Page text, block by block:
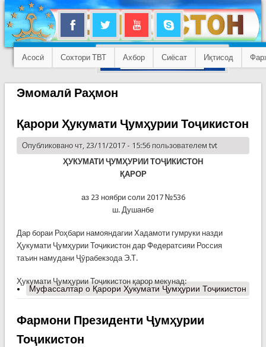
Асосӣ Сохтори ТВТ Ахбор Сиёсат Иқтисод
Эмомалӣ Раҳмон
Қарори Ҳукумати Ҷумҳурии Тоҷикистон
Опубликовано чт, 23/11/2017 - 15:56 пользователем tvt
ҲУКУМАТИ ҶУМҲУРИИ ТОҶИКИСТОН
ҚАРОР
аз 23 ноябри соли 2017 №536
ш. Душанбе
Дар бораи Роҳбари намояндагии Хадамоти гумруки назди
Ҳукумати Ҷумҳурии Тоҷикистон дар Федератсияи Россия
таъин намудани Ҷӯрабекзода Э.Т.
Ҳукумати Ҷумҳурии Тоҷикистон қарор мекунад:
Муфассалтар о Қарори Ҳукумати Ҷумҳурии Тоҷикистон
Фармони Президенти Ҷумҳурии
Тоҷикистон